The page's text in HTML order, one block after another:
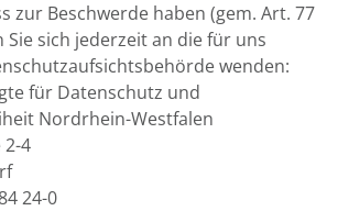
zur Beschwerde haben (gem. Art. 77
Sie sich jederzeit an die für uns
wenden:
für Datenschutz und
Nordrhein-Westfalen
4
24-0